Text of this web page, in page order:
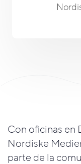
Con oficinas en
Nordiske
parte de la